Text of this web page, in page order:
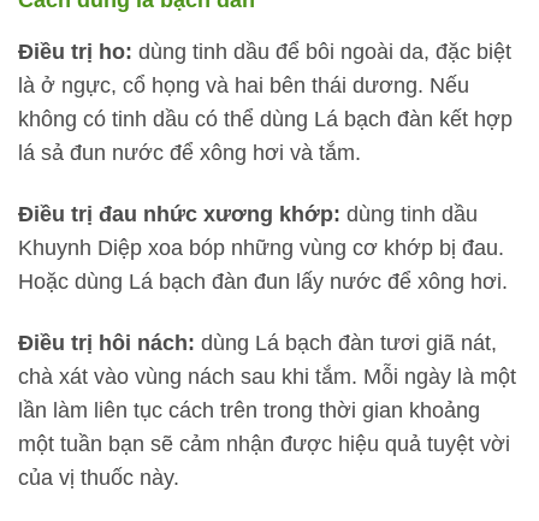
Điều trị ho: dùng tinh dầu để bôi ngoài da, đặc biệt
là ở ngực, cổ họng và hai bên thái dương. Nếu
không có tinh dầu có thể dùng Lá bạch đàn kết hợp
lá sả đun nước để xông hơi và tắm.
Điều trị đau nhức xương khớp: dùng tinh dầu
Khuynh Diệp xoa bóp những vùng cơ khớp bị đau.
Hoặc dùng Lá bạch đàn đun lấy nước để xông hơi.
Điều trị hôi nách: dùng Lá bạch đàn tươi giã nát,
chà xát vào vùng nách sau khi tắm. Mỗi ngày là một
lần làm liên tục cách trên trong thời gian khoảng
một tuần bạn sẽ cảm nhận được hiệu quả tuyệt vời
của vị thuốc này.